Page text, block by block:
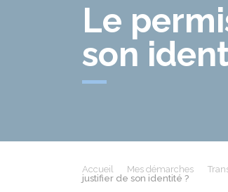
Le
son
Accueil Mes démarches
justifier de son identité ?